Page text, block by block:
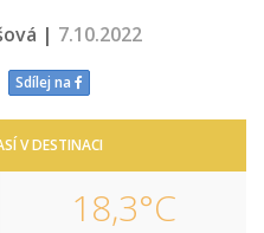
| 7.10.2022
Sdílej na
V DESTINACI
18,3°C